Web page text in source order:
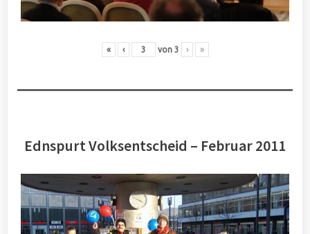
« ‹ von 3 › »
Ednspurt Volksentscheid – Februar 2011